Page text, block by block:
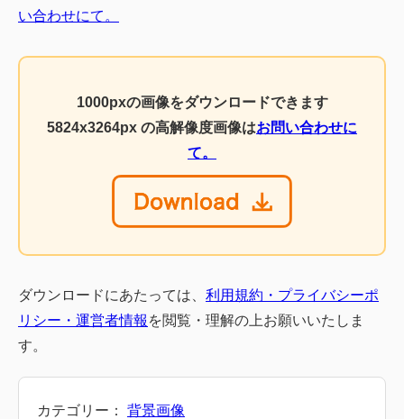
い合わせにて。
1000pxの画像をダウンロードできます
5824x3264px の高解像度画像はお問い合わせに
て。
ダウンロードにあたっては、 利用規約・プライバシーポ
リシー・運営者情報 を閲覧・理解の上お願いいたしま
す。
カテゴリー： 背景画像